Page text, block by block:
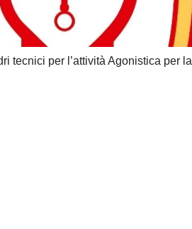
tecnici per l’attività Agonistica per la